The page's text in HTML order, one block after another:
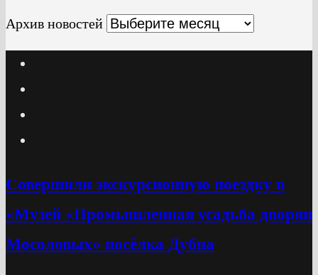
Архив новостей
Cовершили экскурсионную поездку в
«Музей «Промышленная усадьба дворян
Мосоловых» посёлка Дубна